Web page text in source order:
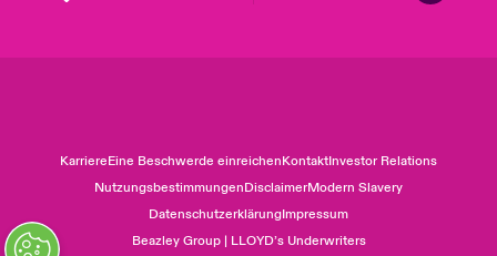
KarriereEine Beschwerde einreichenKontaktInvestor Relations
NutzungsbestimmungenDisclaimerModern Slavery
DatenschutzerklärungImpressum
Beazley Group | LLOYD’s Underwriters